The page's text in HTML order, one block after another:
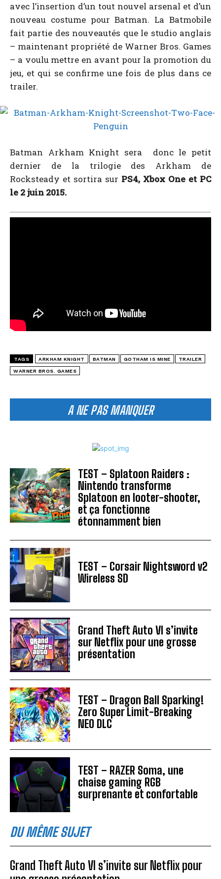
A NE PAS MANQUER
TEST – Splatoon Raiders :
Nintendo transforme
Splatoon en looter-shooter,
et ça fonctionne
étonnamment bien
TEST – Corsair Nightsword v2
Wireless SD
Grand Theft Auto VI s’invite
sur Netflix pour une grosse
présentation
TEST – Dragon Ball Sparking!
Zero Super Limit-Breaking
NEO DLC
TEST – RAZER Soma, une
chaise gaming RGB
surprenante et confortable
DU MÊME SUJET
Grand Theft Auto VI s’invite sur Netflix pour
avec l’insertion d’un tout nouvel arsenal et d’un
nouveau costume pour Batman. La Batmobile
fait partie des nouveautés que le studio anglais
– maintenant propriété de Warner Bros. Games
– a voulu mettre en avant pour la promotion du
jeu, et qui se confirme une fois de plus dans ce
trailer.
Batman Arkham Knight sera donc le petit
dernier de la trilogie des Arkham de
Rocksteady et sortira sur PS4, Xbox One et PC
le 2 juin 2015.
TAGS ARKHAM KNIGHT BATMAN GOTHAM IS MINE TRAILER
WARNER BROS. GAMES